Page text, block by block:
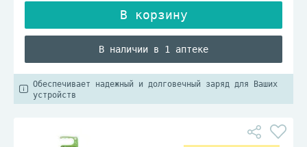
В наличии в 1 аптеке
Обеспечивает надежный и долговечный заряд для Ваших
устройств